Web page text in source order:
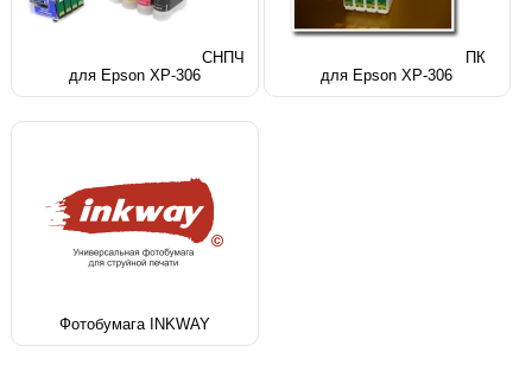
СНПЧ
для Epson XP-306
ПК
для Epson XP-306
Фотобумага INKWAY